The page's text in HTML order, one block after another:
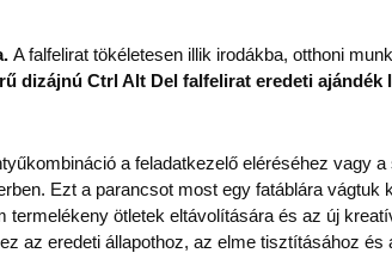
A falfelirat tökéletesen illik irodákba, otthoni
dizájnú Ctrl Alt Del falfelirat eredeti ajándék
a feladatkezelő eléréséhez vagy
Ezt a parancsot most egy fatáblára vágtuk
termelékeny ötletek eltávolítására és az új
az eredeti állapothoz, az elme tisztításához és